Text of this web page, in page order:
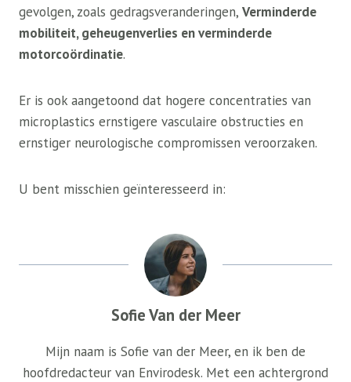
gevolgen, zoals gedragsveranderingen, Verminderde
mobiliteit, geheugenverlies en verminderde
motorcoördinatie.
Er is ook aangetoond dat hogere concentraties van
microplastics ernstigere vasculaire obstructies en
ernstiger neurologische compromissen veroorzaken.
U bent misschien geïnteresseerd in:
Sofie Van der Meer
Mijn naam is Sofie van der Meer, en ik ben de
hoofdredacteur van Envirodesk. Met een achtergrond